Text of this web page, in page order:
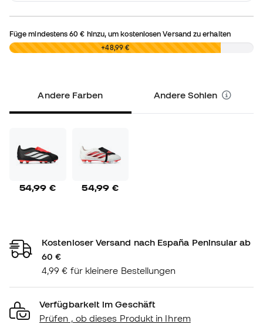
Füge mindestens60 € hinzu, um kostenlosen Versand zu erhalten
0,00 € +48,99 €
Andere Farben Andere Sohlen
54,99 € 54,99 €
Kostenloser Versand nach España Peninsular ab
60 €
4,99 € für kleinere Bestellungen
Verfügbarkeit im Geschäft
Prüfen , ob dieses Produkt in Ihrem